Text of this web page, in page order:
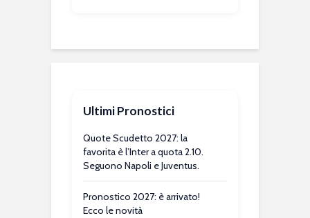
Ultimi Pronostici
Quote Scudetto 2027: la
favorita è l’Inter a quota 2.10.
Seguono Napoli e Juventus.
Pronostico 2027: è arrivato!
Ecco le novità